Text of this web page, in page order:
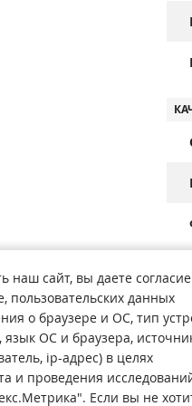
наш сайт, вы даете
пользовательских данных
о браузере и ОС, тип
ОС и браузера,
ip-адрес) в целях
и проведения
Если вы не